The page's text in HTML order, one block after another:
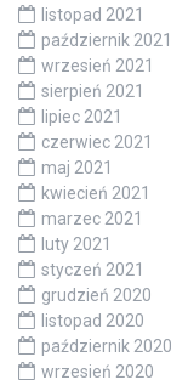
listopad 2021
październik 2021
wrzesień 2021
sierpień 2021
lipiec 2021
czerwiec 2021
maj 2021
kwiecień 2021
marzec 2021
luty 2021
styczeń 2021
grudzień 2020
listopad 2020
październik 2020
wrzesień 2020